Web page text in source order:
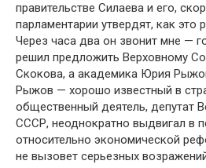
правительстве Силаева и его,
парламентарии утвердят, как это
Через часа два он звонит мне —
решил предложить Верховному
Скоко­ва, а академика Юрия
Рыжов — хо­рошо известный в
общественный деятель, депутат
СССР, неоднократно выдвигал в
относительно экономиче­ской
не вызовет серьезных